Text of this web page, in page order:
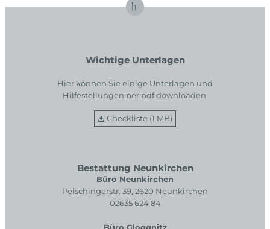
Wichtige Unterlagen
Hier können Sie einige Unterlagen und
Hilfestellungen per pdf downloaden.
Checkliste (1 MB)
Bestattung Neunkirchen
Büro Neunkirchen
Peischingerstr. 39, 2620 Neunkirchen
02635 624 84